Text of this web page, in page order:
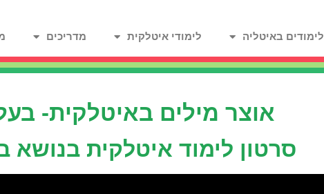
לימודים באיטליה לימודי איטלקית מדריכים
אוצר מילים באיטלקית-
סרטון לימוד איטלקית בנושא